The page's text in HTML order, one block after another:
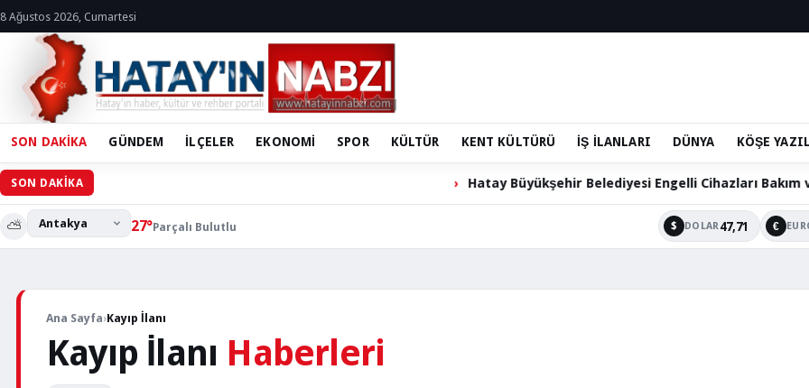
8 Ağustos 2026, Cumartesi
SON DAKİKA GÜNDEM İLÇELER EKONOMİ SPOR KÜLTÜR KENT KÜLTÜRÜ İŞ İLANLARI DÜNYA KÖŞE
SON DAKİKA Hatay Büyükşehir Belediyesi Engelli Cihazları Bakım ve
⛅ 27°Parçalı Bulutlu $ DOLAR47,71 €
Ana Sayfa›Kayıp İlanı
Kayıp İlanı Haberleri
KAYIP
İLANI
Dağ
–
Kayıp
İlanı